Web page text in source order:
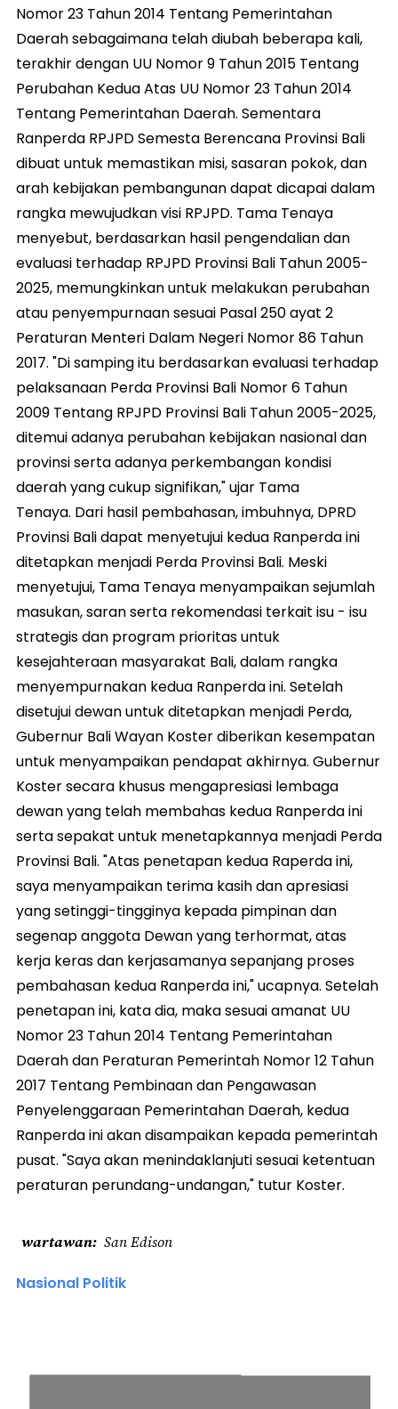
Nomor 23 Tahun 2014 Tentang Pemerintahan
Daerah sebagaimana telah diubah beberapa kali,
terakhir dengan UU Nomor 9 Tahun 2015 Tentang
Perubahan Kedua Atas UU Nomor 23 Tahun 2014
Tentang Pemerintahan Daerah. Sementara
Ranperda RPJPD Semesta Berencana Provinsi Bali
dibuat untuk memastikan misi, sasaran pokok, dan
arah kebijakan pembangunan dapat dicapai dalam
rangka mewujudkan visi RPJPD. Tama Tenaya
menyebut, berdasarkan hasil pengendalian dan
evaluasi terhadap RPJPD Provinsi Bali Tahun 2005-
2025, memungkinkan untuk melakukan perubahan
atau penyempurnaan sesuai Pasal 250 ayat 2
Peraturan Menteri Dalam Negeri Nomor 86 Tahun
2017. "Di samping itu berdasarkan evaluasi terhadap
pelaksanaan Perda Provinsi Bali Nomor 6 Tahun
2009 Tentang RPJPD Provinsi Bali Tahun 2005-2025,
ditemui adanya perubahan kebijakan nasional dan
provinsi serta adanya perkembangan kondisi
daerah yang cukup signifikan," ujar Tama
Tenaya. Dari hasil pembahasan, imbuhnya, DPRD
Provinsi Bali dapat menyetujui kedua Ranperda ini
ditetapkan menjadi Perda Provinsi Bali. Meski
menyetujui, Tama Tenaya menyampaikan sejumlah
masukan, saran serta rekomendasi terkait isu - isu
strategis dan program prioritas untuk
kesejahteraan masyarakat Bali, dalam rangka
menyempurnakan kedua Ranperda ini. Setelah
disetujui dewan untuk ditetapkan menjadi Perda,
Gubernur Bali Wayan Koster diberikan kesempatan
untuk menyampaikan pendapat akhirnya. Gubernur
Koster secara khusus mengapresiasi lembaga
dewan yang telah membahas kedua Ranperda ini
serta sepakat untuk menetapkannya menjadi Perda
Provinsi Bali. "Atas penetapan kedua Raperda ini,
saya menyampaikan terima kasih dan apresiasi
yang setinggi-tingginya kepada pimpinan dan
segenap anggota Dewan yang terhormat, atas
kerja keras dan kerjasamanya sepanjang proses
pembahasan kedua Ranperda ini," ucapnya. Setelah
penetapan ini, kata dia, maka sesuai amanat UU
Nomor 23 Tahun 2014 Tentang Pemerintahan
Daerah dan Peraturan Pemerintah Nomor 12 Tahun
2017 Tentang Pembinaan dan Pengawasan
Penyelenggaraan Pemerintahan Daerah, kedua
Ranperda ini akan disampaikan kepada pemerintah
pusat. "Saya akan menindaklanjuti sesuai ketentuan
peraturan perundang-undangan," tutur Koster.
wartawan San Edison
Nasional Politik